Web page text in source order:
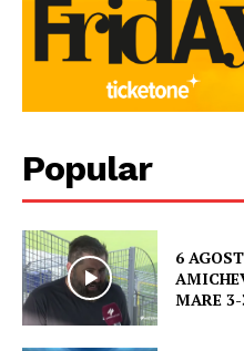
Popular
6
MARE